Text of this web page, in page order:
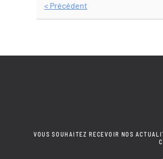
< Précédent
VOUS SOUHAITEZ RECEVOIR NOS